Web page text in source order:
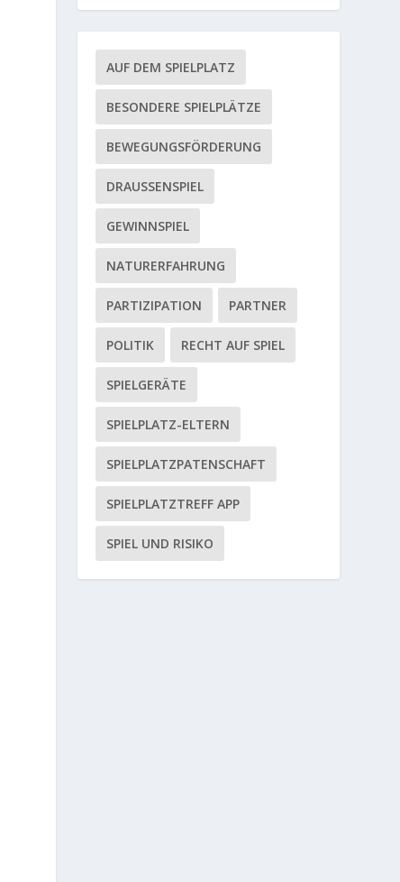
AUF DEM SPIELPLATZ
BESONDERE SPIELPLÄTZE
BEWEGUNGSFÖRDERUNG
DRAUSSENSPIEL
GEWINNSPIEL
NATURERFAHRUNG
PARTIZIPATION PARTNER
POLITIK RECHT AUF SPIEL
SPIELGERÄTE
SPIELPLATZ-ELTERN
SPIELPLATZPATENSCHAFT
SPIELPLATZTREFF APP
SPIEL UND RISIKO